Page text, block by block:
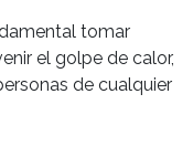
tomar
el golpe de calor,
de cualquier